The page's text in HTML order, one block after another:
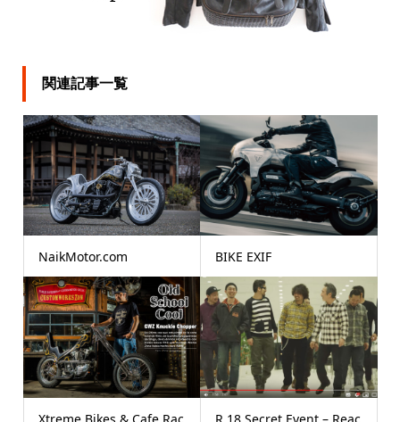
関連記事一覧
NaikMotor.com BIKE EXIF
Xtreme Bikes & Cafe Rac
R 18 Secret Event – Reac